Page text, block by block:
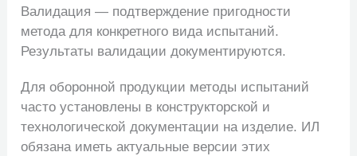
Валидация — подтверждение пригодности
метода для конкретного вида испытаний.
Результаты валидации документируются.
Для оборонной продукции методы испытаний
часто установлены в конструкторской и
технологической документации на изделие. ИЛ
обязана иметь актуальные версии этих